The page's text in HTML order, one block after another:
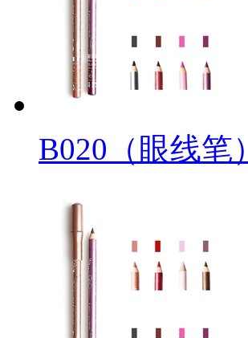
B020（眼线笔）